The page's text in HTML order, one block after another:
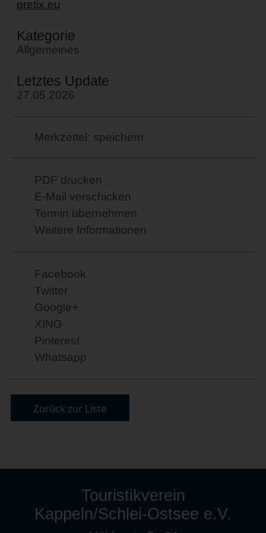
pretix.eu
Kategorie
Allgemeines
Letztes Update
27.05.2026
Merkzettel: speichern
PDF drucken
E-Mail verschicken
Termin übernehmen
Weitere Informationen
Facebook
Twitter
Google+
XING
Pinterest
Whatsapp
Zurück zur Liste
Touristikverein
Kappeln/Schlei-Ostsee e.V.